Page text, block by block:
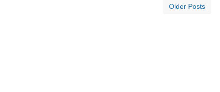
Older Posts